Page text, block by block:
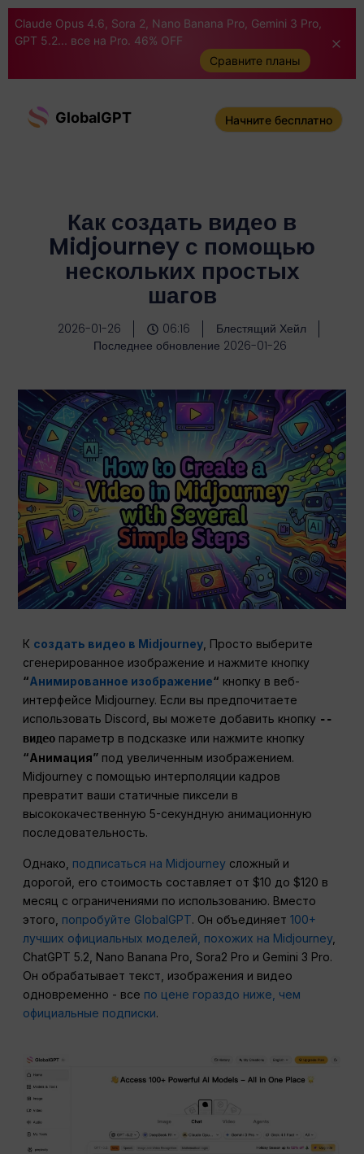
Claude Opus 4.6, Sora 2, Nano Banana Pro, Gemini 3 Pro,
GPT 5.2... все на Pro. 46% OFF
Сравните планы
GlobalGPT Начните бесплатно
Как создать видео в
Midjourney с помощью
нескольких простых
шагов
2026-01-26 06:16
Блестящий Хейл
Последнее обновление 2026-01-26
К создать видео в Midjourney , Просто выберите
сгенерированное изображение и нажмите кнопку
“Анимированное изображение“ кнопку в веб-
интерфейсе Midjourney. Если вы предпочитаете
использовать Discord, вы можете добавить кнопку --
видео параметр в подсказке или нажмите кнопку
“Анимация” под увеличенным изображением.
Midjourney с помощью интерполяции кадров
превратит ваши статичные пиксели в
высококачественную 5-секундную анимационную
последовательность.
Однако, подписаться на Midjourney сложный и
дорогой, его стоимость составляет от $10 до $120 в
месяц с ограничениями по использованию. Вместо
этого, попробуйте GlobalGPT. Он объединяет100+
лучших официальных моделей, похожих на Midjourney,
ChatGPT 5.2, Nano Banana Pro, Sora2 Pro и Gemini 3 Pro.
Он обрабатывает текст, изображения и видео
одновременно - все по цене гораздо ниже, чем
официальные подписки.